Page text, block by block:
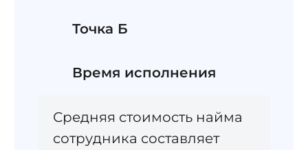
Точка Б
Время исполнения
Средняя стоимость найма
сотрудника составляет